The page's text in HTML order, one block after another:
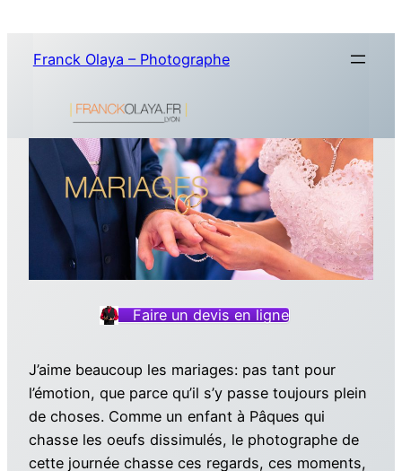
contenu
Franck Olaya – Photographe
Faire un devis en ligne
J’aime beaucoup les mariages: pas tant pour
l’émotion, que parce qu’il s’y passe toujours plein
de choses. Comme un enfant à Pâques qui
chasse les oeufs dissimulés, le photographe de
cette journée chasse ces regards, ces moments,